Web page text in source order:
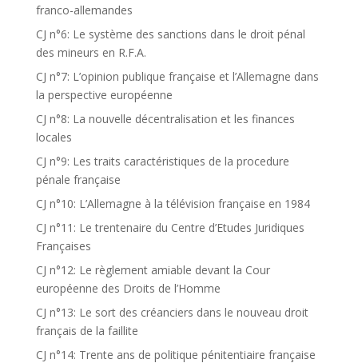
franco-allemandes
CJ n°6: Le système des sanctions dans le droit pénal
des mineurs en R.F.A.
CJ n°7: L’opinion publique française et l’Allemagne dans
la perspective européenne
CJ n°8: La nouvelle décentralisation et les finances
locales
CJ n°9: Les traits caractéristiques de la procedure
pénale française
CJ n°10: L’Allemagne à la télévision française en 1984
CJ n°11: Le trentenaire du Centre d’Etudes Juridiques
Françaises
CJ n°12: Le règlement amiable devant la Cour
européenne des Droits de l’Homme
CJ n°13: Le sort des créanciers dans le nouveau droit
français de la faillite
CJ n°14: Trente ans de politique pénitentiaire française